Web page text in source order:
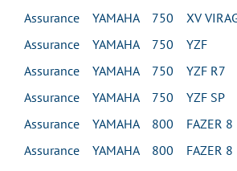
Assurance YAMAHA 750 XV
Assurance YAMAHA 750 YZF
Assurance YAMAHA 750 YZF R7
Assurance YAMAHA 750 YZF SP
Assurance YAMAHA 800 FAZER 8
Assurance YAMAHA 800 FAZER 8